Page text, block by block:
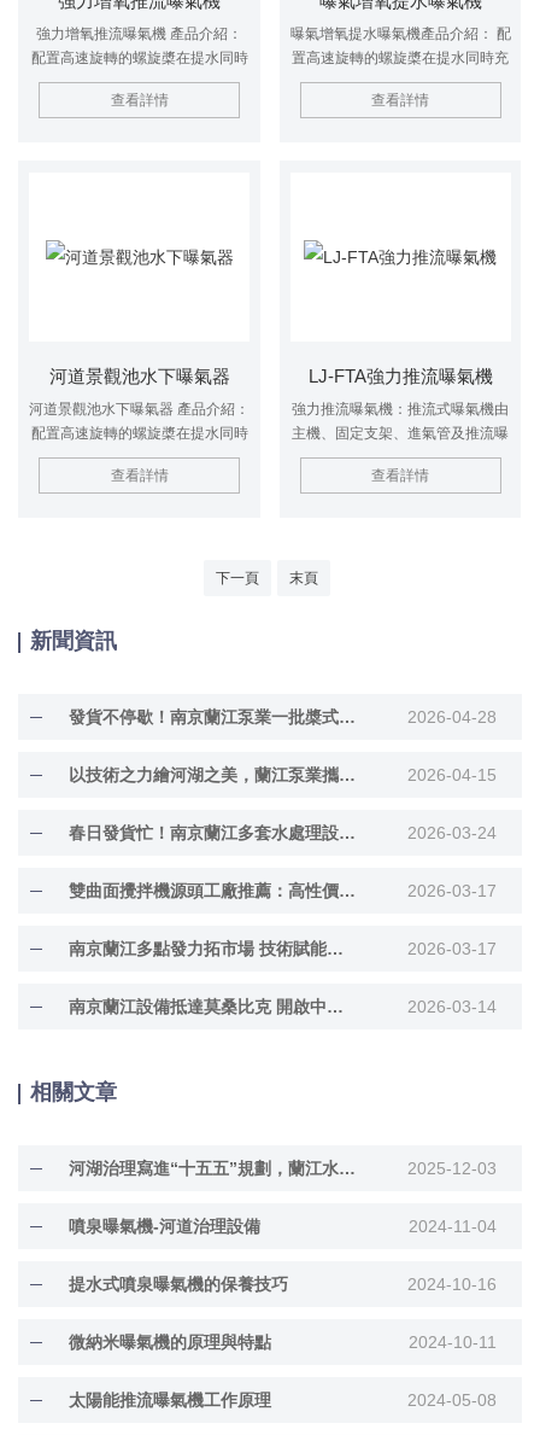
強力增氧推流曝氣機 產品介紹：
配置高速旋轉的螺旋槳在提水同時
充分攪拌湖水，令水層產生上下加
速循環，加快水層的流動，從而使
系統循環、水資源保護及水體凈
查看詳情
曝氣增氧提水曝氣機產品介紹： 配
置高速旋轉的螺旋槳在提水同時充
分攪拌湖水，令水層產生上下加速
循環，加快水層的流動，從而使湖
循環、水資源保護及水體凈化。
查看詳情
河道景觀池水下曝氣器
河道景觀池水下曝氣器 產品介紹：
配置高速旋轉的螺旋槳在提水同時
充分攪拌湖水，令水層產生上下加
速循環，加快水層的流動，從而使
的水質腐爛發臭，抑制蚊子孳生，
系統循環、水資源保護及水體凈
查看詳情
LJ-FTA強力推流曝氣機
強力推流曝氣機：推流式曝氣機由
主機、固定支架、進氣管及推流曝
氣葉輪四部分組成。曝氣葉輪把極
微小的氣泡吹入水底，有效地循環
查看詳情
下一頁 末頁
新聞資訊
發貨不停歇！南京蘭江泵業一批槳式攪拌機啟運，賦能多領域綠色發展 2026-04-28
以技術之力繪河湖之美，蘭江泵業攜多款硬核產品亮相上海國際環博會 2026-04-15
春日發貨忙！南京蘭江多套水處理設備啟運奔赴各地項目現場 2026-03-24
雙曲面攪拌機源頭工廠推薦：高性價比直供渠道選擇指南 2026-03-17
南京蘭江多點發力拓市場 技術賦能中外水環境治理 2026-03-17
南京蘭江設備抵達莫桑比克 開啟中非水務合作新征程 2026-03-14
相關文章
河湖治理寫進“十五五”規劃，蘭江水面垃圾自動收集器來助力！ 2025-12-03
噴泉曝氣機-河道治理設備 2024-11-04
提水式噴泉曝氣機的保養技巧 2024-10-16
微納米曝氣機的原理與特點 2024-10-11
太陽能推流曝氣機工作原理 2024-05-08